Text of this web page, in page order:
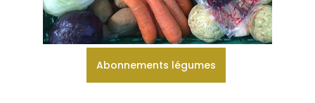
Abonnements légumes